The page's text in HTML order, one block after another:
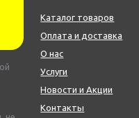
Каталог товаров
Оплата и доставка
О нас
Услуги
Новости и Акции
Контакты